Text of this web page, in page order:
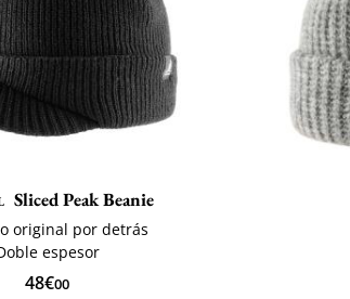
Sliced Peak Beanie
original por detrás
espesor
48€00